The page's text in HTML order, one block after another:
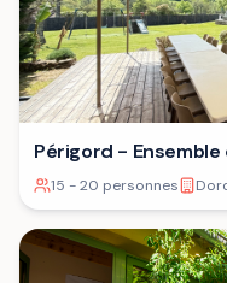
Périgord -
personnes⁷
15 - 20 personnes